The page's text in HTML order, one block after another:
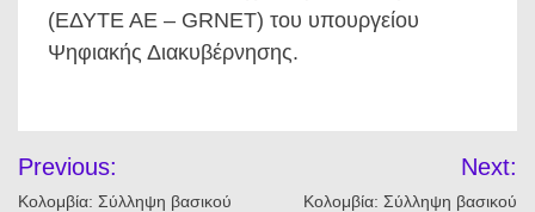
(ΕΔΥΤΕ ΑΕ – GRNET) του υπουργείου
Ψηφιακής Διακυβέρνησης.
άρθρων
Previous:
Κολομβία: Σύλληψη βασικού
Next:
Κολομβία: Σύλληψη βασικού